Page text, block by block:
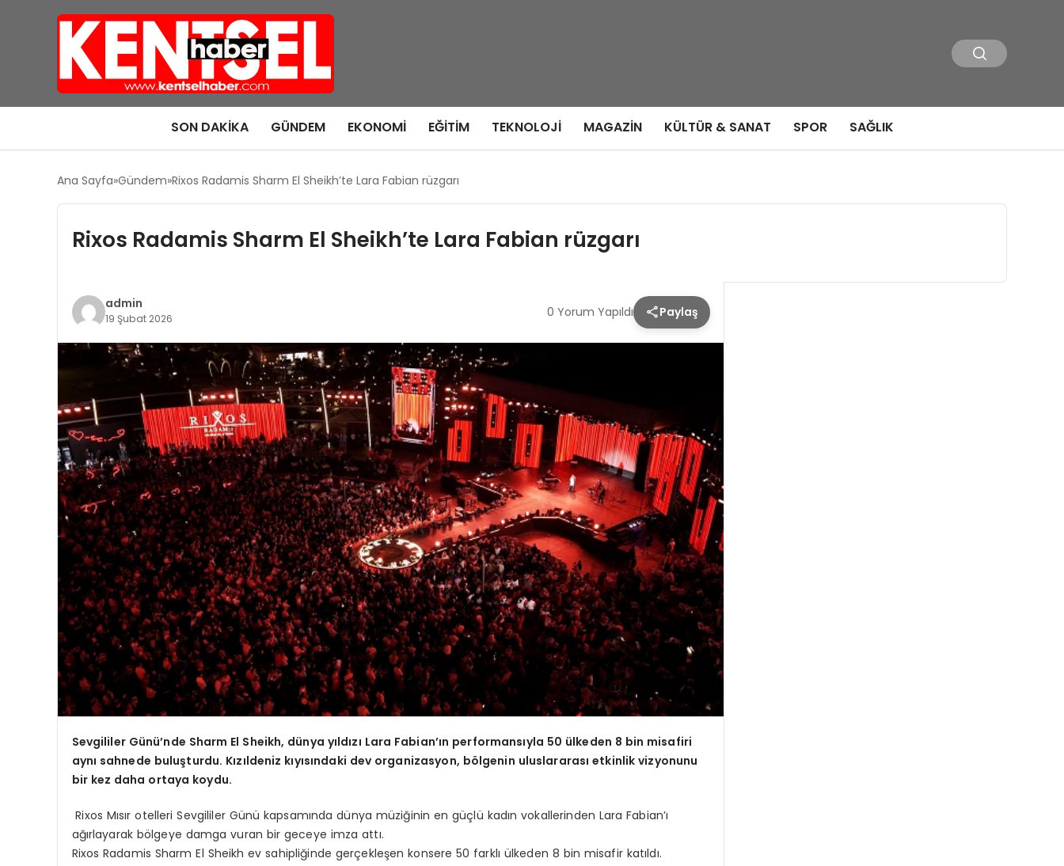
SON DAKIKA GÜNDEM EKONOMI EĞITIM TEKNOLOJI MAGAZIN KÜLTÜR & SANAT SPOR SAĞLIK
Ana Sayfa Gündem Rixos Radamis Sharm El Sheikh’te Lara Fabian rüzgarı
Rixos Radamis Sharm El Sheikh’te Lara Fabian rüzgarı
admin
19 Şubat 2026 0 Yorum Yapıldı Paylaş
Sevgililer Günü’nde Sharm El Sheikh, dünya yıldızı Lara Fabian’ın performansıyla 50 ülkeden 8 bin misafiri
aynı sahnede buluşturdu. Kızıldeniz kıyısındaki dev organizasyon, bölgenin uluslararası etkinlik vizyonunu
bir kez daha ortaya koydu.
Rixos Mısır otelleri Sevgililer Günü kapsamında dünya müziğinin en güçlü kadın vokallerinden Lara Fabian’ı
ağırlayarak bölgeye damga vuran bir geceye imza attı.
Rixos Radamis Sharm El Sheikh ev sahipliğinde gerçekleşen konsere 50 farklı ülkeden 8 bin misafir katıldı.